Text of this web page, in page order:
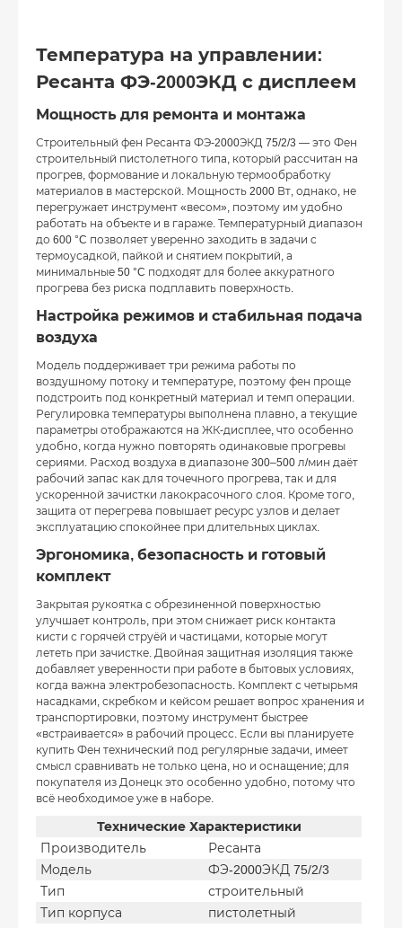
Температура на управлении:
Ресанта ФЭ-2000ЭКД с дисплеем
Мощность для ремонта и монтажа
Строительный фен Ресанта ФЭ-2000ЭКД 75/2/3 — это Фен
строительный пистолетного типа, который рассчитан на
прогрев, формование и локальную термообработку
материалов в мастерской. Мощность 2000 Вт, однако, не
перегружает инструмент «весом», поэтому им удобно
работать на объекте и в гараже. Температурный диапазон
до 600 °C позволяет уверенно заходить в задачи с
термоусадкой, пайкой и снятием покрытий, а
минимальные 50 °C подходят для более аккуратного
прогрева без риска подплавить поверхность.
Настройка режимов и стабильная подача
воздуха
Модель поддерживает три режима работы по
воздушному потоку и температуре, поэтому фен проще
подстроить под конкретный материал и темп операции.
Регулировка температуры выполнена плавно, а текущие
параметры отображаются на ЖК-дисплее, что особенно
удобно, когда нужно повторять одинаковые прогревы
сериями. Расход воздуха в диапазоне 300–500 л/мин даёт
рабочий запас как для точечного прогрева, так и для
ускоренной зачистки лакокрасочного слоя. Кроме того,
защита от перегрева повышает ресурс узлов и делает
эксплуатацию спокойнее при длительных циклах.
Эргономика, безопасность и готовый
комплект
Закрытая рукоятка с обрезиненной поверхностью
улучшает контроль, при этом снижает риск контакта
кисти с горячей струёй и частицами, которые могут
лететь при зачистке. Двойная защитная изоляция также
добавляет уверенности при работе в бытовых условиях,
когда важна электробезопасность. Комплект с четырьмя
насадками, скребком и кейсом решает вопрос хранения и
транспортировки, поэтому инструмент быстрее
«встраивается» в рабочий процесс. Если вы планируете
купить Фен технический под регулярные задачи, имеет
смысл сравнивать не только цена, но и оснащение; для
покупателя из Донецк это особенно удобно, потому что
всё необходимое уже в наборе.
Технические Характеристики
Производитель
Ресанта
Модель
ФЭ-2000ЭКД 75/2/3
Тип
строительный
Тип корпуса
пистолетный